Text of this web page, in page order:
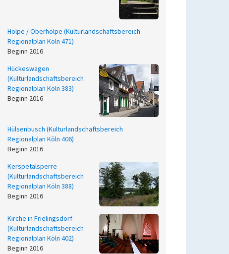
Holpe / Oberholpe (Kulturlandschaftsbereich
Regionalplan Köln 471)
Beginn 2016
Hückeswagen
(Kulturlandschaftsbereich
Regionalplan Köln 383)
Beginn 2016
Hülsenbusch (Kulturlandschaftsbereich
Regionalplan Köln 406)
Beginn 2016
Kerspetalsperre
(Kulturlandschaftsbereich
Regionalplan Köln 388)
Beginn 2016
Kirche in Frielingsdorf
(Kulturlandschaftsbereich
Regionalplan Köln 402)
Beginn 2016